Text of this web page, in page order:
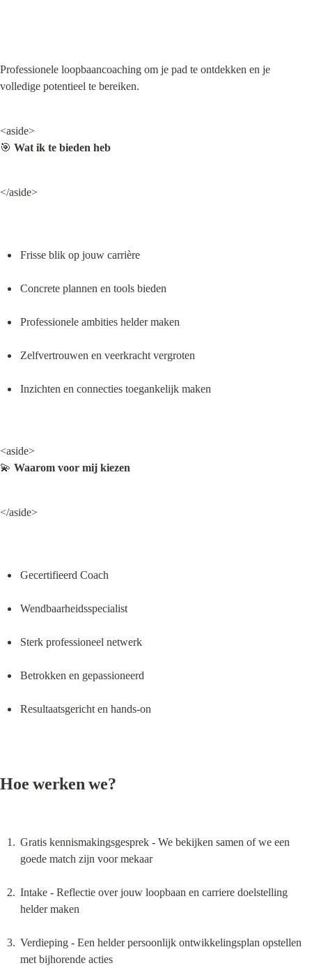
Professionele loopbaancoaching om je pad te ontdekken en je
volledige potentieel te bereiken.
<aside>
🎯 Wat ik te bieden heb
</aside>
Frisse blik op jouw carrière
Concrete plannen en tools bieden
Professionele ambities helder maken
Zelfvertrouwen en veerkracht vergroten
Inzichten en connecties toegankelijk maken
<aside>
💫 Waarom voor mij kiezen
</aside>
Gecertifieerd Coach
Wendbaarheidsspecialist
Sterk professioneel netwerk
Betrokken en gepassioneerd
Resultaatsgericht en hands-on
Hoe werken we?
Gratis kennismakingsgesprek - We bekijken samen of we een
goede match zijn voor mekaar
Intake - Reflectie over jouw loopbaan en carriere doelstelling
helder maken
Verdieping - Een helder persoonlijk ontwikkelingsplan opstellen
met bijhorende acties